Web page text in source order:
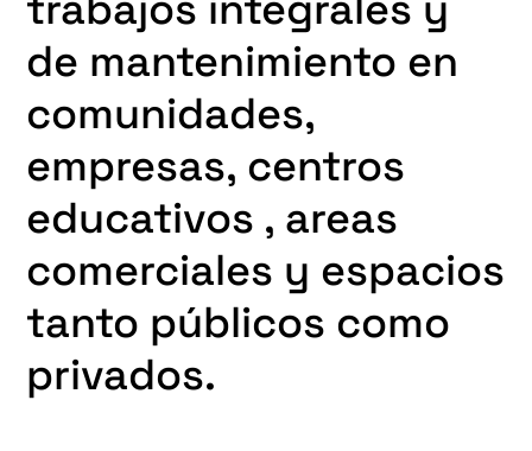
de mantenimiento en
comunidades,
empresas, centros
educativos , areas
comerciales y espacios
tanto públicos como
privados.